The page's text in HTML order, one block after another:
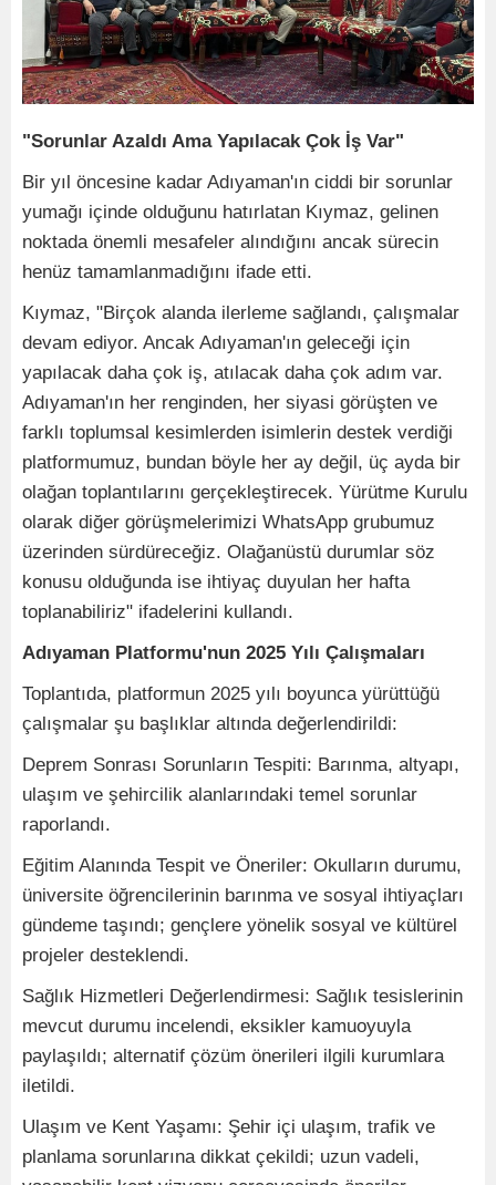
"Sorunlar Azaldı Ama Yapılacak Çok İş Var"
Bir yıl öncesine kadar Adıyaman'ın ciddi bir sorunlar
yumağı içinde olduğunu hatırlatan Kıymaz, gelinen
noktada önemli mesafeler alındığını ancak sürecin
henüz tamamlanmadığını ifade etti.
Kıymaz, "Birçok alanda ilerleme sağlandı, çalışmalar
devam ediyor. Ancak Adıyaman'ın geleceği için
yapılacak daha çok iş, atılacak daha çok adım var.
Adıyaman'ın her renginden, her siyasi görüşten ve
farklı toplumsal kesimlerden isimlerin destek verdiği
platformumuz, bundan böyle her ay değil, üç ayda bir
olağan toplantılarını gerçekleştirecek. Yürütme Kurulu
olarak diğer görüşmelerimizi WhatsApp grubumuz
üzerinden sürdüreceğiz. Olağanüstü durumlar söz
konusu olduğunda ise ihtiyaç duyulan her hafta
toplanabiliriz" ifadelerini kullandı.
Adıyaman Platformu'nun 2025 Yılı Çalışmaları
Toplantıda, platformun 2025 yılı boyunca yürüttüğü
çalışmalar şu başlıklar altında değerlendirildi:
Deprem Sonrası Sorunların Tespiti: Barınma, altyapı,
ulaşım ve şehircilik alanlarındaki temel sorunlar
raporlandı.
Eğitim Alanında Tespit ve Öneriler: Okulların durumu,
üniversite öğrencilerinin barınma ve sosyal ihtiyaçları
gündeme taşındı; gençlere yönelik sosyal ve kültürel
projeler desteklendi.
Sağlık Hizmetleri Değerlendirmesi: Sağlık tesislerinin
mevcut durumu incelendi, eksikler kamuoyuyla
paylaşıldı; alternatif çözüm önerileri ilgili kurumlara
iletildi.
Ulaşım ve Kent Yaşamı: Şehir içi ulaşım, trafik ve
planlama sorunlarına dikkat çekildi; uzun vadeli,